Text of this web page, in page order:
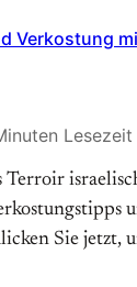
Verkostung
Lesezeit
Terroir
Sie jetzt,